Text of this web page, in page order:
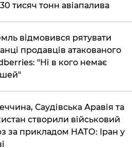
тисяч тонн авіапалива
відмовився рятувати
продавців атакованого
"Ні в кого немає
Саудівська Аравія та
створили військовий
за прикладом НАТО: Іран у